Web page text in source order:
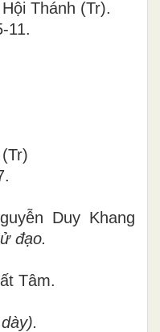
Thánh (Tr).
11.
Duy Khang
đạo.
Tâm.